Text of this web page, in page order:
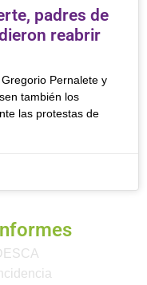
padres de
reabrir
Pernalete y
también los
las protestas de